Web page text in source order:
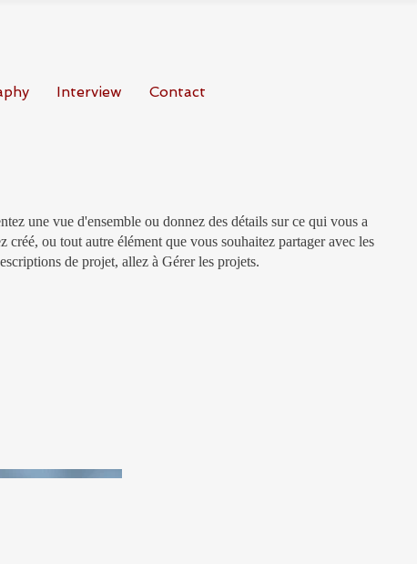
Interview Contact
une vue d'ensemble ou donnez des détails sur ce qui vous a
créé, ou tout autre élément que vous souhaitez partager avec les
de projet, allez à Gérer les projets.